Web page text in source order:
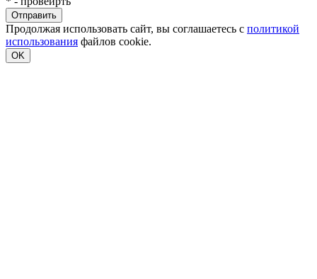
Продолжая использовать сайт, вы соглашаетесь с политикой
использования файлов cookie.
OK